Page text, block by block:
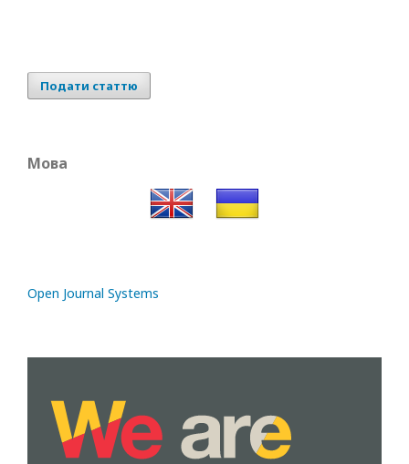
Подати статтю
Мова
Open Journal Systems